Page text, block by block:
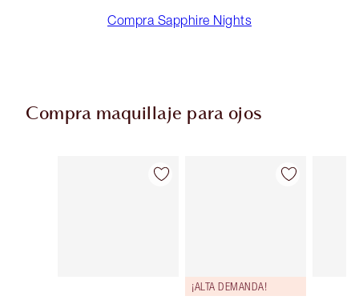
Compra Sapphire Nights
Compra maquillaje para ojos
Artículo 1 de 79 Artículo 2 de 79
¡ALTA DEMANDA!